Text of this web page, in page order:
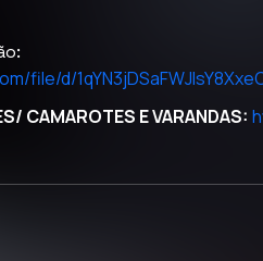
file/d/
CAMAROTES E VARANDAS: